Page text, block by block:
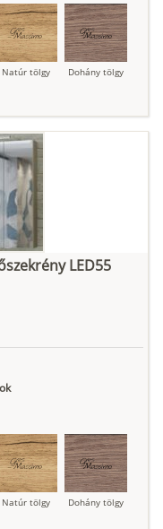
Natúr tölgy Dohány tölgy
Szupermatt
fehér
Füstös zöld
indigókék
LED55
Natúr tölgy Dohány tölgy